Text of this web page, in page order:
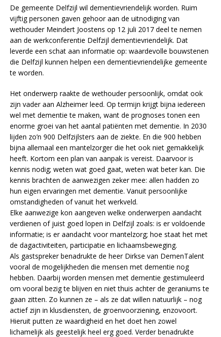
De gemeente Delfzijl wil dementievriendelijk worden. Ruim
vijftig personen gaven gehoor aan de uitnodiging van
wethouder Meindert Joostens op 12 juli 2017 deel te nemen
aan de werkconferentie Delfzijl dementievriendelijk. Dat
leverde een schat aan informatie op: waardevolle bouwstenen
die Delfzijl kunnen helpen een dementievriendelijke gemeente
te worden.
Het onderwerp raakte de wethouder persoonlijk, omdat ook
zijn vader aan Alzheimer leed. Op termijn krijgt bijna iedereen
wel met dementie te maken, want de prognoses tonen een
enorme groei van het aantal patiënten met dementie. In 2030
lijden zo’n 900 Delfzijlsters aan de ziekte. En die 900 hebben
bijna allemaal een mantelzorger die het ook niet gemakkelijk
heeft. Kortom een plan van aanpak is vereist. Daarvoor is
kennis nodig; weten wat goed gaat, weten wat beter kan. Die
kennis brachten de aanwezigen zeker mee: allen hadden zo
hun eigen ervaringen met dementie. Vanuit persoonlijke
omstandigheden of vanuit het werkveld.
Elke aanwezige kon aangeven welke onderwerpen aandacht
verdienen of juist goed lopen in Delfzijl zoals: is er voldoende
informatie; is er aandacht voor mantelzorg; hoe staat het met
de dagactiviteiten, participatie en lichaamsbeweging.
Als gastspreker benadrukte de heer Dirkse van DemenTalent
vooral de mogelijkheden die mensen met dementie nog
hebben. Daarbij worden mensen met dementie gestimuleerd
om vooral bezig te blijven en niet thuis achter de geraniums te
gaan zitten. Zo kunnen ze – als ze dat willen natuurlijk – nog
actief zijn in klusdiensten, de groenvoorziening, enzovoort.
Hieruit putten ze waardigheid en het doet hen zowel
lichamelijk als geestelijk heel erg goed. Verder benadrukte